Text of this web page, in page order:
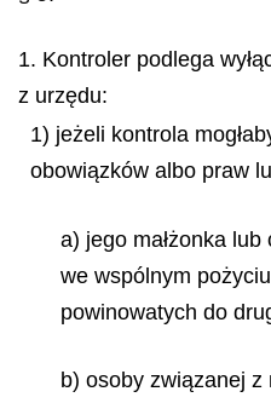
1. Kontroler podlega
z urzędu:
1) jeżeli kontrola
obowiązków albo praw
a) jego małżonka
we wspólnym
powinowatych do
b) osoby związanej z